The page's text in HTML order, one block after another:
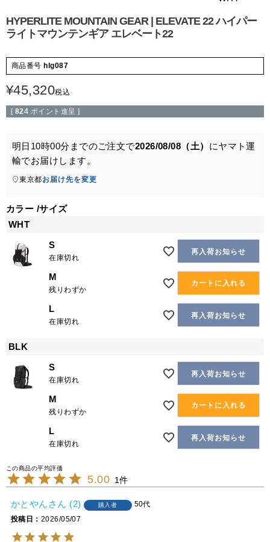
HYPERLITE MOUNTAIN GEAR | ELEVATE 22 ハイパー
ライトマウンテンギア エレベート22
商品番号 hlg087
¥45,320税込
[ 824 ポイント進呈 ]
明日 10時00分 までのご注文で2026/08/08（土） にヤマト運
輸でお届けします。
東京都お届け先を変更
カラー サイズ
WHT
S
在庫切れ
再入荷お知らせ
M
残りわずか
カートに入れる
L
在庫切れ
再入荷お知らせ
BLK
S
在庫切れ
再入荷お知らせ
M
残りわずか
カートに入れる
L
在庫切れ
再入荷お知らせ
5.00 1
かとやん 2 購入者
50代
投稿日
2026/05/07